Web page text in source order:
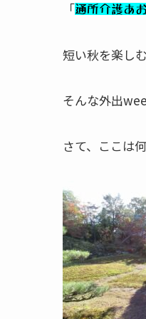
「通所介護あ
短い秋を楽し
そんな外出
さて、ここは